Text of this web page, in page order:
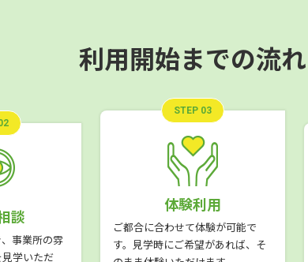
利用開始までの流れ
談
事業所の雰
学いただ
STEP 03
体験利用
ご都合に合わせて体験が可能で
す。見学時にご希望があれば、そ